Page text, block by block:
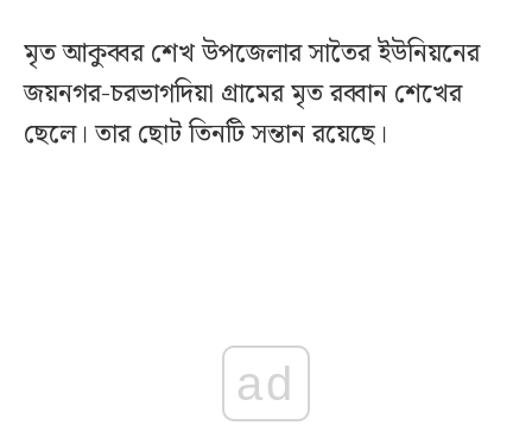
মৃত আকুব্বর শেখ উপজেলার সাতৈর ইউনিয়নের
জয়নগর-চরভাগদিয়া গ্রামের মৃত রব্বান শেখের
ছেলে। তার ছোট তিনটি সন্তান রয়েছে।
ad